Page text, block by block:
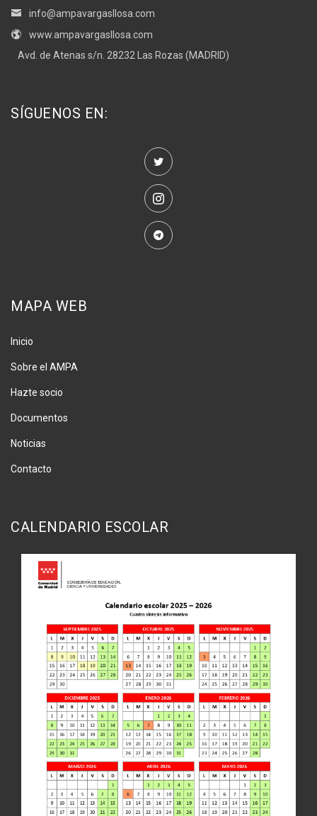
info@ampavargasllosa.com
www.ampavargasllosa.com
Avd. de Atenas s/n. 28232 Las Rozas (MADRID)
SÍGUENOS EN:
MAPA WEB
Inicio
Sobre el AMPA
Hazte socio
Documentos
Noticias
Contacto
CALENDARIO ESCOLAR